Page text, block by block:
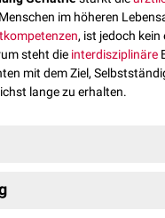
im höheren
, ist jedoch
steht die interdisziplinäre
mit dem Ziel,
lange zu erhalten.
Dieser